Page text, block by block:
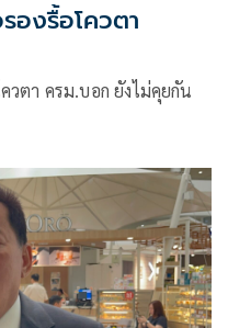
องรื้อโควตา
วตา ครม.บอก ยังไม่คุยกัน